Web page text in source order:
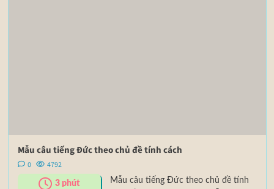
Mẫu câu tiếng Đức theo chủ đề tính cách
0 4792
3 phút
Mẫu câu tiếng Đức theo chủ đề tính